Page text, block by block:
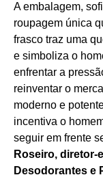
A embalagem,
roupagem única
frasco traz uma
e simboliza o
enfrentar a
reinventar o
moderno e
incentiva o
seguir em frente
Roseiro, diretor-
Desodorantes e